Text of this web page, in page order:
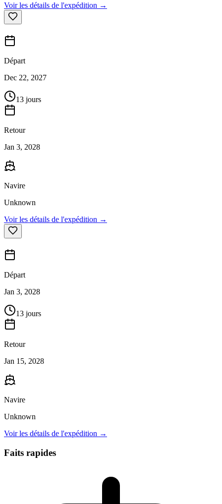
Voir les détails de l'expédition →
Départ
Dec 22, 2027
13 jours
Retour
Jan 3, 2028
Navire
Unknown
Voir les détails de l'expédition →
Départ
Jan 3, 2028
13 jours
Retour
Jan 15, 2028
Navire
Unknown
Voir les détails de l'expédition →
Faits rapides